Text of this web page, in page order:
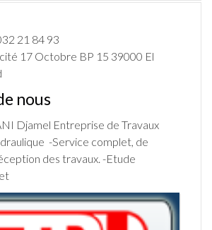
21 84 93
cité 17 Octobre BP 15 39000 El
nous
Djamel Entreprise de Travaux
-Service complet, de
des travaux. -Etude